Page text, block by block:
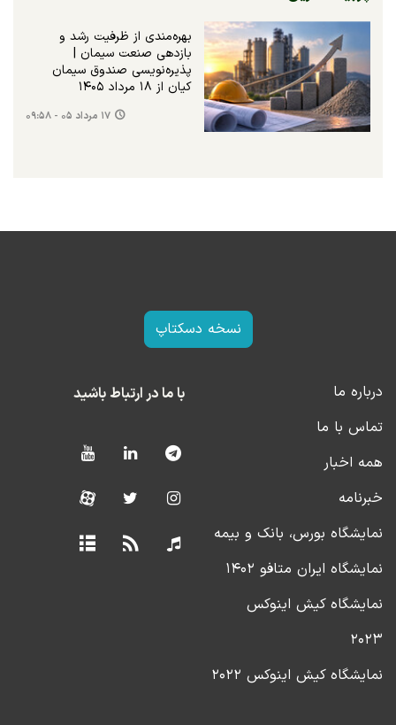
بهره‌مندی از ظرفیت رشد و
بازدهی صنعت سیمان |
پذیره‌نویسی صندوق سیمان
کیان از ۱۸ مرداد ۱۴۰۵
۱۷ مرداد ۰۵ - ۰۹:۵۸
نسخه دسکتاپ
درباره ما
تماس با ما
همه اخبار
خبرنامه
نمایشگاه بورس، بانک و بیمه
نمایشگاه ایران متافو ۱۴۰۲
نمایشگاه کیش اینوکس
۲۰۲۳
نمایشگاه کیش اینوکس ۲۰۲۲
با ما در ارتباط باشید